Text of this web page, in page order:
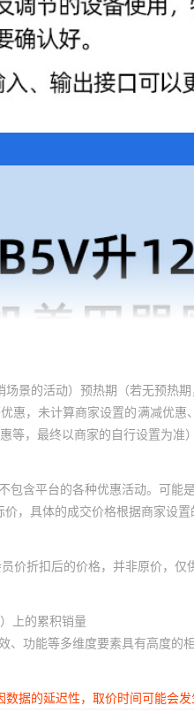
场景的活动）预热期（若无预
惠，未计算商家设置的满减优
，最终以商家的自行设置为
含平台的各种优惠活动。可能
，具体的成交价格根据商家设
价折扣后的价格，并非原价，仅
上的累积销量
功能等多维度要素具有高度的
据的延迟性，取价时间可能会